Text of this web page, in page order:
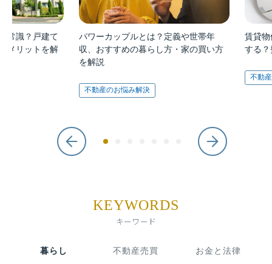
常識？戸建て
メリットを解
パワーカップルとは？定義や世帯年
収、おすすめの暮らし方・家の買い方
を解説
不動産のお悩み解決
賃貸
する
不動
KEYWORDS
キーワード
暮らし 不動産売買 お金と法律